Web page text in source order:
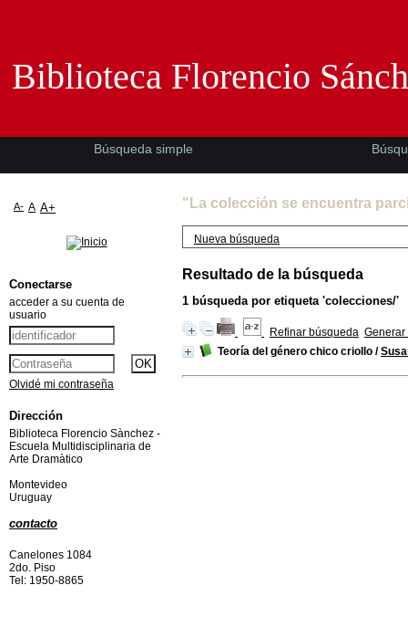
"La colección se encuentra
Nueva búsqueda
Resultado de la búsqueda
1 búsqueda por etiqueta 'colecciones/'
Refinar búsqueda Generar
Teoría del género chico criollo /
Biblioteca Florencio
Búsqueda simple
A- A A+
Conectarse
acceder a su cuenta de
usuario
Olvidé mi contraseña
Dirección
Biblioteca Florencio Sànchez -
Escuela Multidisciplinaria de
Arte Dramàtico
Montevideo
Uruguay
contacto
Canelones 1084
2do. Piso
Tel: 1950-8865